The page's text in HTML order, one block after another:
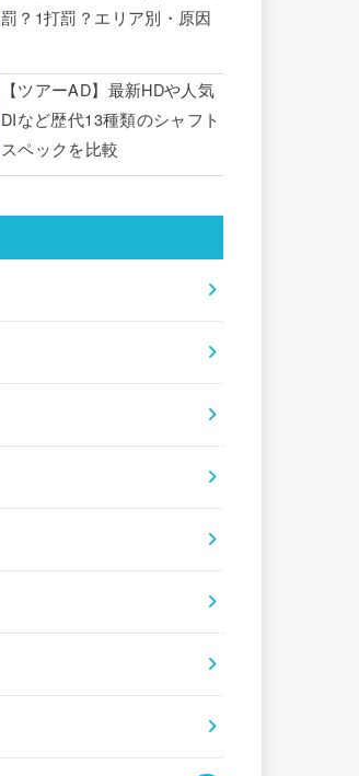
罰？1打罰？エリア別・原因
【ツアーAD】最新HDや人気
DIなど歴代13種類のシャフト
スペックを比較